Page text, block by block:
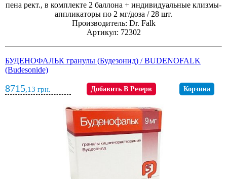
пена рект., в комплекте 2 баллона + индивидуальные клизмы-
аппликаторы по 2 мг/доза / 28 шт.
Производитель: Dr. Falk
Артикул: 72302
БУДЕНОФАЛЬК гранулы (Будезонид) / BUDENOFALK
(Budesonide)
8715,13 грн. Добавить В Резерв Корзина